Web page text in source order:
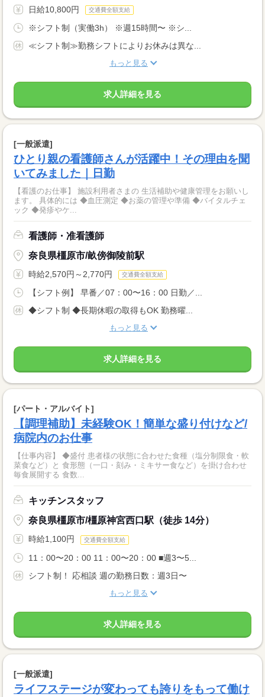
日給10,800円 交通費全額支給
※シフト制（実働3h） ※週15時間〜 ※シ...
≪シフト制≫勤務シフトによりお休みは異な...
もっと見る
求人詳細を見る
[一般派遣]
ひとり親の看護師さんが活躍中！その理由を聞
いてみました｜日勤
【看護のお仕事】 施設利用者さまの 生活補助や健康管理をお願いし
ます。 具体的には ◆血圧測定 ◆お薬の管理や準備 ◆バイタルチェ
ック ◆発疹やケ...
看護師・准看護師
奈良県橿原市/畝傍御陵前駅
時給2,570円～2,770円 交通費全額支給
【シフト例】 早番／07：00〜16：00 日勤／...
◆シフト制 ◆長期休暇の取得もOK 勤務曜...
もっと見る
求人詳細を見る
[パート・アルバイト]
【調理補助】未経験OK！簡単な盛り付けなど/
病院内のお仕事
【仕事内容】 ◆盛付 患者様の状態に合わせた食種（塩分制限食・軟
菜食など）と 食形態（一口・刻み・ミキサー食など）を掛け合わせ
毎食展開する 食数...
キッチンスタッフ
奈良県橿原市/橿原神宮西口駅（徒歩 14分）
時給1,100円 交通費全額支給
11：00〜20：00 11：00〜20：00 ■週3〜5...
シフト制！ 応相談 週の勤務日数：週3日〜
もっと見る
求人詳細を見る
[一般派遣]
ライフステージが変わっても誇りをもって働け